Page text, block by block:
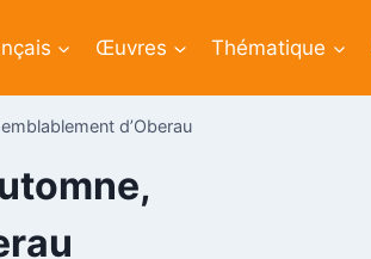
Œuvres Thématique
d’Oberau